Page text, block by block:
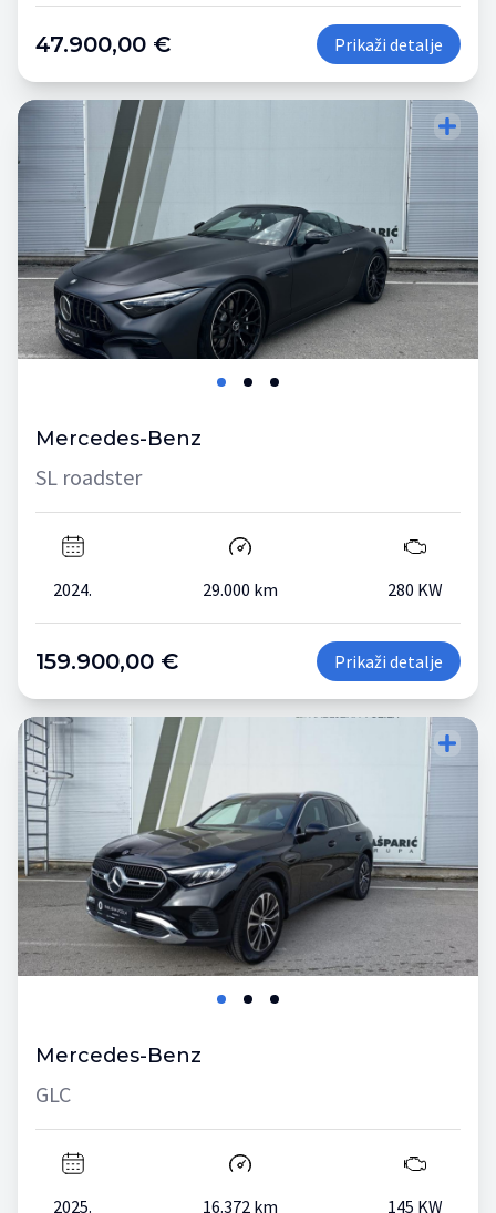
47.900,00 € Prikaži detalje
Mercedes-Benz
SL roadster
2024. 29.000 km 280 KW
159.900,00 € Prikaži detalje
Mercedes-Benz
GLC
2025. 16.372 km 145 KW